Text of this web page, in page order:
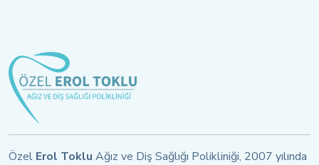
Özel Erol Toklu Ağız ve Diş Sağlığı Polikliniği, 2007 yılında